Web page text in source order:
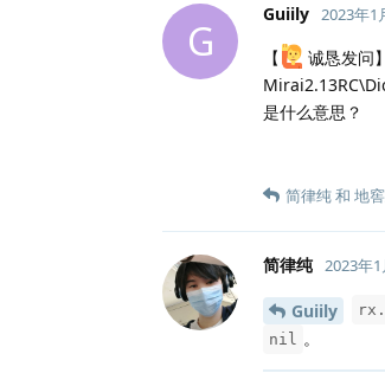
G
Guiily 2023年1
【
诚恳发问
是什么意思？
简律纯和 地
简律纯 2023年1
Guiily
nil 。